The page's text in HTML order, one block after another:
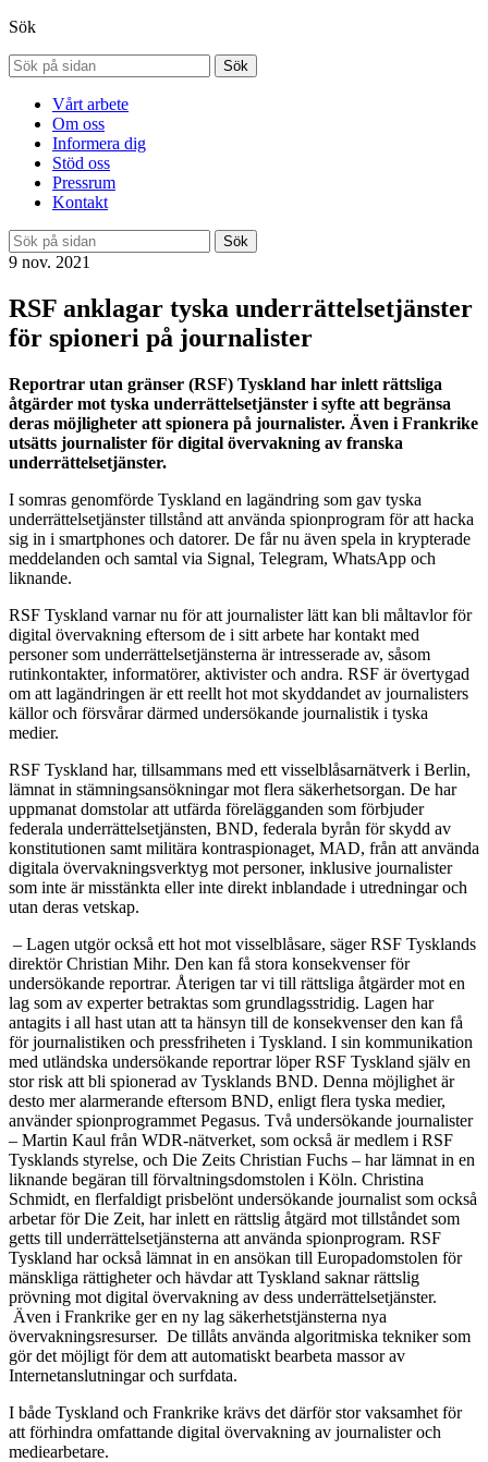
Sök
Sök
Vårt arbete
Om oss
Informera dig
Stöd oss
Pressrum
Kontakt
Sök
9 nov. 2021
RSF anklagar tyska underrättelsetjänster
för spioneri på journalister
Reportrar utan gränser (RSF) Tyskland har inlett rättsliga
åtgärder mot tyska underrättelsetjänster i syfte att begränsa
deras möjligheter att spionera på journalister. Även i Frankrike
utsätts journalister för digital övervakning av franska
underrättelsetjänster.
I somras genomförde Tyskland en lagändring som gav tyska
underrättelsetjänster tillstånd att använda spionprogram för att hacka
sig in i smartphones och datorer. De får nu även spela in krypterade
meddelanden och samtal via Signal, Telegram, WhatsApp och
liknande.
RSF Tyskland varnar nu för att journalister lätt kan bli måltavlor för
digital övervakning eftersom de i sitt arbete har kontakt med
personer som underrättelsetjänsterna är intresserade av, såsom
rutinkontakter, informatörer, aktivister och andra. RSF är övertygad
om att lagändringen är ett reellt hot mot skyddandet av journalisters
källor och försvårar därmed undersökande journalistik i tyska
medier.
RSF Tyskland har, tillsammans med ett visselblåsarnätverk i Berlin,
lämnat in stämningsansökningar mot flera säkerhetsorgan. De har
uppmanat domstolar att utfärda förelägganden som förbjuder
federala underrättelsetjänsten, BND, federala byrån för skydd av
konstitutionen samt militära kontraspionaget, MAD, från att använda
digitala övervakningsverktyg mot personer, inklusive journalister
som inte är misstänkta eller inte direkt inblandade i utredningar och
utan deras vetskap.
– Lagen utgör också ett hot mot visselblåsare, säger RSF Tysklands
direktör Christian Mihr. Den kan få stora konsekvenser för
undersökande reportrar. Återigen tar vi till rättsliga åtgärder mot en
lag som av experter betraktas som grundlagsstridig. Lagen har
antagits i all hast utan att ta hänsyn till de konsekvenser den kan få
för journalistiken och pressfriheten i Tyskland. I sin kommunikation
med utländska undersökande reportrar löper RSF Tyskland själv en
stor risk att bli spionerad av Tysklands BND. Denna möjlighet är
desto mer alarmerande eftersom BND, enligt flera tyska medier,
använder spionprogrammet Pegasus. Två undersökande journalister
– Martin Kaul från WDR-nätverket, som också är medlem i RSF
Tysklands styrelse, och Die Zeits Christian Fuchs – har lämnat in en
liknande begäran till förvaltningsdomstolen i Köln. Christina
Schmidt, en flerfaldigt prisbelönt undersökande journalist som också
arbetar för Die Zeit, har inlett en rättslig åtgärd mot tillståndet som
getts till underrättelsetjänsterna att använda spionprogram. RSF
Tyskland har också lämnat in en ansökan till Europadomstolen för
mänskliga rättigheter och hävdar att Tyskland saknar rättslig
prövning mot digital övervakning av dess underrättelsetjänster.
Även i Frankrike ger en ny lag säkerhetstjänsterna nya
övervakningsresurser. De tillåts använda algoritmiska tekniker som
gör det möjligt för dem att automatiskt bearbeta massor av
Internetanslutningar och surfdata.
I både Tyskland och Frankrike krävs det därför stor vaksamhet för
att förhindra omfattande digital övervakning av journalister och
mediearbetare.